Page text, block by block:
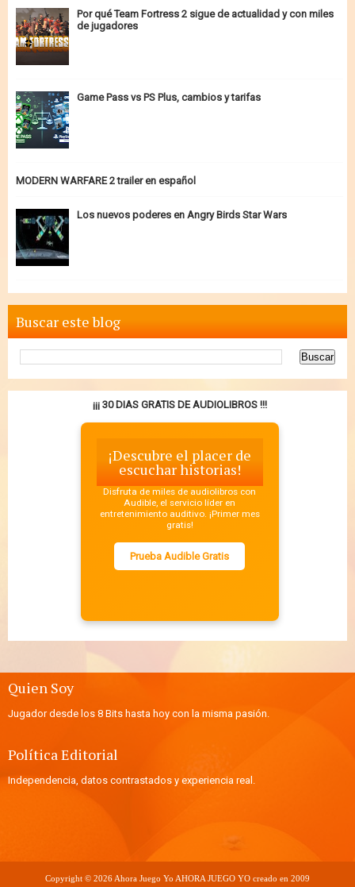
Por qué Team Fortress 2 sigue de actualidad y con miles
de jugadores
Game Pass vs PS Plus, cambios y tarifas
MODERN WARFARE 2 trailer en español
Los nuevos poderes en Angry Birds Star Wars
Buscar este blog
¡¡¡ 30 DIAS GRATIS DE AUDIOLIBROS !!!
¡Descubre el placer de
escuchar historias!
Disfruta de miles de audiolibros con
Audible, el servicio líder en
entretenimiento auditivo. ¡Primer mes
gratis!
Prueba Audible Gratis
Quien Soy
Jugador desde los 8 Bits hasta hoy con la misma pasión.
Política Editorial
Independencia, datos contrastados y experiencia real.
Copyright © 2026 Ahora Juego Yo AHORA JUEGO YO creado en 2009